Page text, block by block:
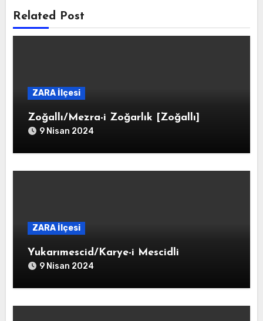
Related Post
ZARA İlçesi
Zoğallı/Mezra-i Zoğarlık [Zoğallı]
9 Nisan 2024
ZARA İlçesi
Yukarımescid/Karye-i Mescidli
9 Nisan 2024